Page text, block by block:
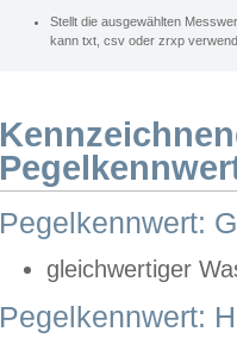
Stellt die ausgewählten
kann txt, csv oder zrxp
Pegelkennwert:
gleichwertiger
Pegelkennwert: